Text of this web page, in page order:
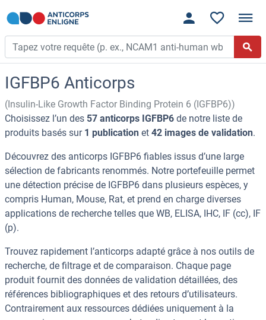
IGFBP6 Anticorps
(Insulin-Like Growth Factor Binding Protein 6 (IGFBP6))
Choisissez l’un des 57 anticorps IGFBP6 de notre liste de
produits basés sur 1 publication et 42 images de validation.
Découvrez des anticorps IGFBP6 fiables issus d’une large
sélection de fabricants renommés. Notre portefeuille permet
une détection précise de IGFBP6 dans plusieurs espèces, y
compris Human, Mouse, Rat, et prend en charge diverses
applications de recherche telles que WB, ELISA, IHC, IF (cc), IF
(p).
Trouvez rapidement l’anticorps adapté grâce à nos outils de
recherche, de filtrage et de comparaison. Chaque page
produit fournit des données de validation détaillées, des
références bibliographiques et des retours d’utilisateurs.
Contrairement aux ressources dédiées uniquement à la